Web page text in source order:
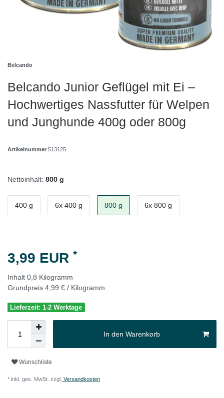
Belcando
Belcando Junior Geflügel mit Ei –
Hochwertiges Nassfutter für Welpen
und Junghunde 400g oder 800g
Artikelnummer 513125
Nettoinhalt: 800 g
400 g 6x 400 g 800 g 6x 800 g
3,99 EUR *
Inhalt 0,8 Kilogramm
Grundpreis 4,99 € / Kilogramm
Lieferzeit: 1-2 Werktage
In den Warenkorb
Wunschliste
* inkl. ges. MwSt. zzgl. Versandkosten